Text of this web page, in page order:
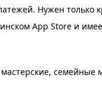
Нужен только
App Store и